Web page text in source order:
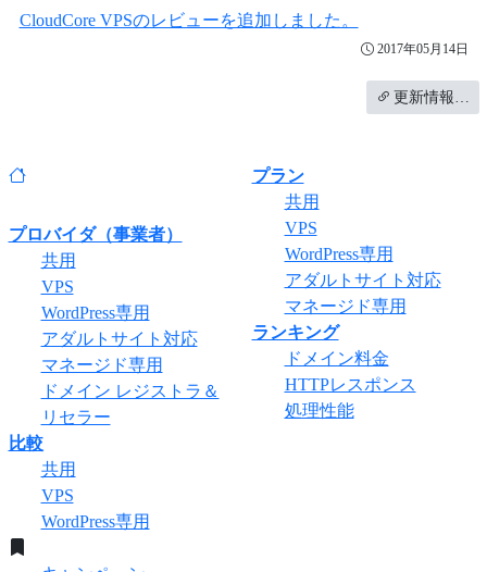
CloudCore VPSのレビューを追加しました。
2017年05月14日
更新情報…
プロバイダ（事業者）
共用
VPS
WordPress専用
アダルトサイト対応
マネージド専用
ドメイン レジストラ＆
リセラー
プラン
共用
VPS
WordPress専用
アダルトサイト対応
マネージド専用
ランキング
ドメイン料金
HTTPレスポンス
処理性能
比較
共用
VPS
WordPress専用